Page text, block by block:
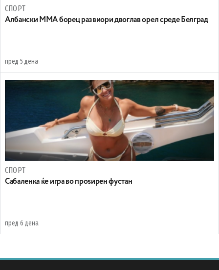
СПОРТ
Албански ММА борец развиори двоглав орел среде Белград
пред 5 дена
СПОРТ
Сабаленка ќе игра во проѕирен фустан
пред 6 дена